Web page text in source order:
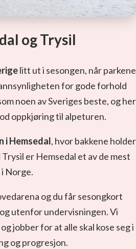
og Trysil
litt ut i sesongen, når parkene
for gode forhold
noen av Sveriges beste, og her
oppkjøring til alpeturen.
i Hemsedal, hvor bakkene holder
er Hemsedal et av de mest
Norge.
og du får sesongkort
utenfor undervisningen. Vi
jobber for at alle skal kose seg i
og progresjon.